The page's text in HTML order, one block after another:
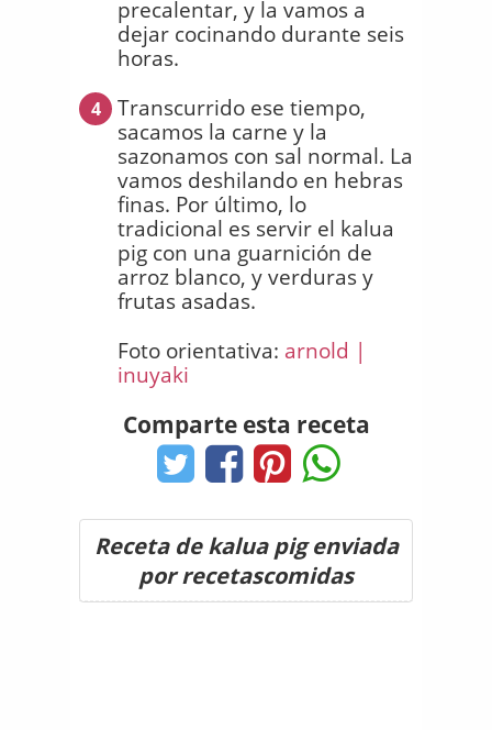
precalentar, y la vamos a
dejar cocinando durante seis
horas.
4
Transcurrido ese tiempo,
sacamos la carne y la
sazonamos con sal normal. La
vamos deshilando en hebras
finas. Por último, lo
tradicional es servir el kalua
pig con una guarnición de
arroz blanco, y verduras y
frutas asadas.
Foto orientativa: arnold |
inuyaki
Comparte esta receta
Receta de kalua pig enviada
por recetascomidas